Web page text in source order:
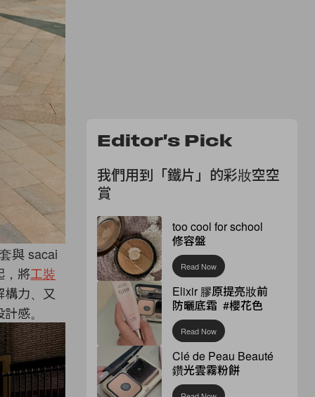
與 sacai
，將工裝
力、 又
感。
Editor's Pick
我們用到「鐵片」的彩妝空空
賞
too cool for school
修容盤
Read Now
Elixir 膠原提亮妝前
防曬底霜 #櫻花色
Read Now
Clé de Peau Beauté
鑽光雲霧粉餅